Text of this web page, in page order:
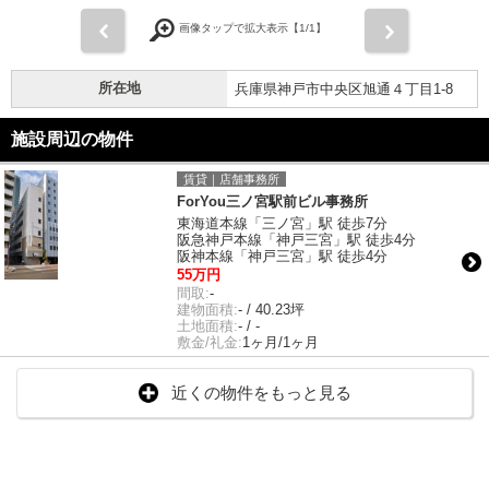
画像タップで拡大表示【1/1】
所在地 兵庫県神戸市中央区旭通４丁目1-8
施設周辺の物件
賃貸｜店舗事務所
ForYou三ノ宮駅前ビル事務所
東海道本線「三ノ宮」駅 徒歩7分
阪急神戸本線「神戸三宮」駅 徒歩4分
阪神本線「神戸三宮」駅 徒歩4分
55万円
間取:-
建物面積:- / 40.23坪
土地面積:- / -
敷金/礼金:1ヶ月/1ヶ月
近くの物件をもっと見る